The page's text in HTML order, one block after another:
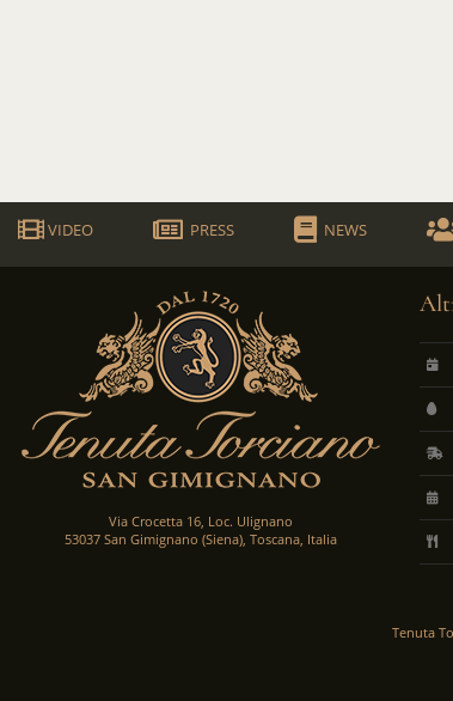
VIDEO PRESS NEWS
Via Crocetta 16, Loc. Ulignano
53037 San Gimignano (Siena), Toscana, Italia
Tenuta